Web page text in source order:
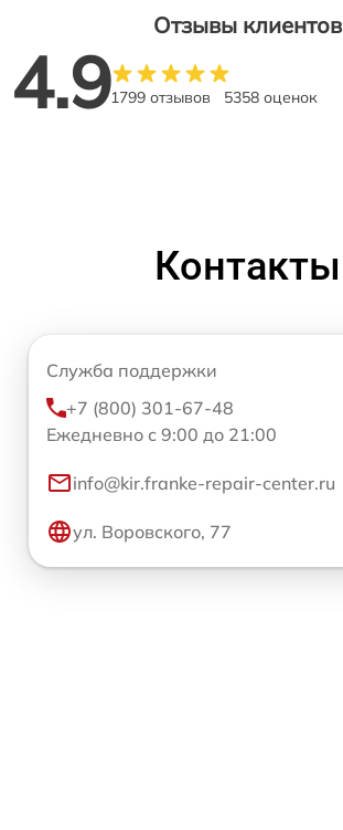
Отзывы клиентов
4.91799 отзывов 5358 оценок
Контакты
Служба поддержки
+7 (800) 301-67-48
Ежедневно с 9:00 до 21:00
info@kir.franke-repair-center.ru
ул. Воровского, 77